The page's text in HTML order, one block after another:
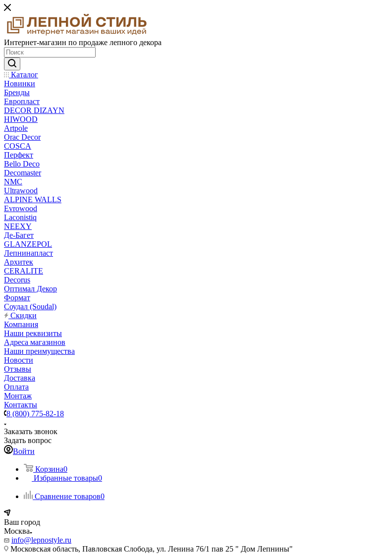
Интернет-магазин по продаже лепного декора
Каталог
Новинки
Бренды
Европласт
DECOR DIZAYN
HIWOOD
Artpole
Orac Decor
COSCA
Перфект
Bello Deco
Decomaster
NMС
Ultrawood
ALPINE WALLS
Evrowood
Laconistiq
NEEXY
Де-Багет
GLANZEPOL
Лепнинапласт
Архитек
CERALITE
Decorus
Оптимал Декор
Формат
Соудал (Soudal)
Скидки
Компания
Наши реквизиты
Адреса магазинов
Наши преимущества
Новости
Отзывы
Доставка
Оплата
Монтаж
Контакты
8 (800) 775-82-18
Заказать звонок
Задать вопрос
Войти
Корзина0
Избранные товары0
Сравнение товаров0
Ваш город
Москва
info@lepnostyle.ru
Московская область, Павловская Слобода, ул. Ленина 76/1 пав 25 " Дом Лепнины"